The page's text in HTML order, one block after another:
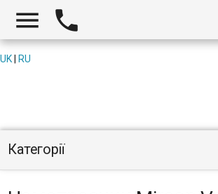
 
UK RU
Категорії